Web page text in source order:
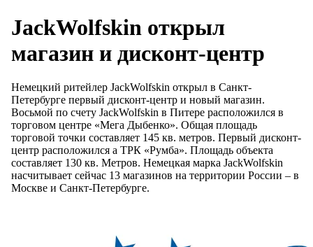
JackWolfskin открыл
магазин и дисконт-центр
Немецкий ритейлер JackWolfskin открыл в Санкт-
Петербурге первый дисконт-центр и новый магазин.
Восьмой по счету JackWolfskin в Питере расположился в
торговом центре «Мега Дыбенко». Общая площадь
торговой точки составляет 145 кв. метров. Первый дисконт-
центр расположился а ТРК «Румба». Площадь объекта
составляет 130 кв. Метров. Немецкая марка JackWolfskin
насчитывает сейчас 13 магазинов на территории России – в
Москве и Санкт-Петербурге.